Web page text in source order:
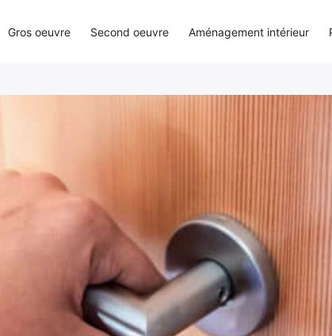
Gros oeuvre Second oeuvre Aménagement intérieur